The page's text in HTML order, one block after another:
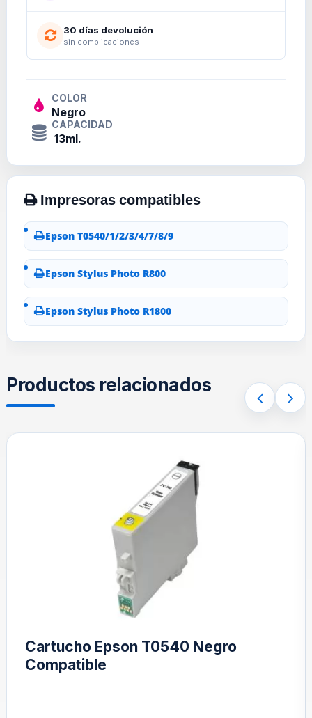
30 días devolución
sin complicaciones
COLOR
Negro
CAPACIDAD
13ml.
Epson T0540/1/2/3/4/7/8/9
Epson Stylus Photo R800
Epson Stylus Photo R1800
Productos relacionados
Cartucho Epson T0540 Negro
Compatible